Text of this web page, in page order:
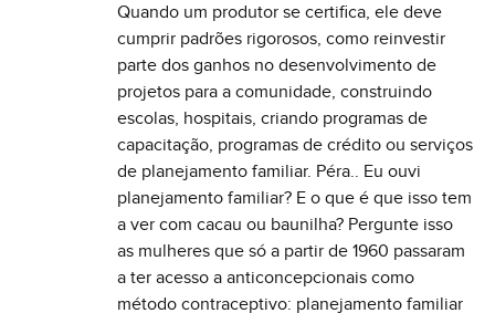
Quando um produtor se certifica, ele deve
cumprir padrões rigorosos, como reinvestir
parte dos ganhos no desenvolvimento de
projetos para a comunidade, construindo
escolas, hospitais, criando programas de
capacitação, programas de crédito ou serviços
de planejamento familiar. Péra.. Eu ouvi
planejamento familiar? E o que é que isso tem
a ver com cacau ou baunilha? Pergunte isso
as mulheres que só a partir de 1960 passaram
a ter acesso a anticoncepcionais como
método contraceptivo: planejamento familiar